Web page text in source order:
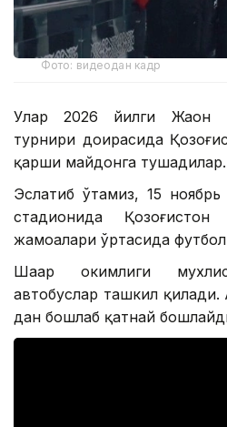
Фото: видеодан кадр
Улар 2026 йилги Жаҳон
турнири доирасида
қарши майдонга тушадилар.
Эслатиб ўтамиз, 15
стадионида
жамоалари ўртасида
Шаҳар ҳокимлиги
автобуслар ташкил қилади.
дан бошлаб қатнай